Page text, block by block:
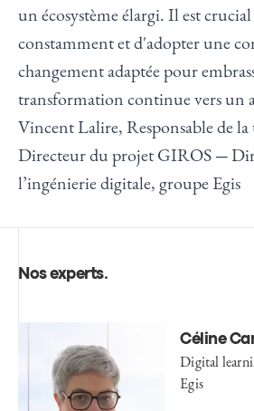
un écosystème élargi. Il est
constamment et d'adopter une
changement adaptée pour
transformation continue vers un
Vincent Lalire,Responsable de
Directeur du projet GIROS —
l’ingénierie digitale, groupe Egis
Nos experts.
Céline
Digital
Egis